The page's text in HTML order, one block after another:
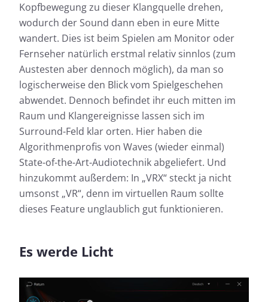
Kopfbewegung zu dieser Klangquelle drehen,
wodurch der Sound dann eben in eure Mitte
wandert. Dies ist beim Spielen am Monitor oder
Fernseher natürlich erstmal relativ sinnlos (zum
Austesten aber dennoch möglich), da man so
logischerweise den Blick vom Spielgeschehen
abwendet. Dennoch befindet ihr euch mitten im
Raum und Klangereignisse lassen sich im
Surround-Feld klar orten. Hier haben die
Algorithmenprofis von Waves (wieder einmal)
State-of-the-Art-Audiotechnik abgeliefert. Und
hinzukommt außerdem: In „VRX“ steckt ja nicht
umsonst „VR“, denn im virtuellen Raum sollte
dieses Feature unglaublich gut funktionieren.
Es werde Licht